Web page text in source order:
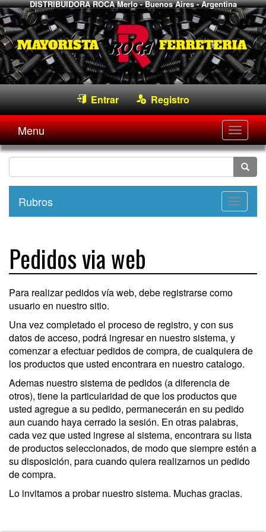
DISTRIBUIDORA ROCA Merlo - Buenos Aires - Argentina
Entrar Registro
Menu
Rubros
Pedidos via web
Para realizar pedidos vía web, debe registrarse como
usuario en nuestro sitio.
Una vez completado el proceso de registro, y con sus
datos de acceso, podrá ingresar en nuestro sistema, y
comenzar a efectuar pedidos de compra, de cualquiera de
los productos que usted encontrara en nuestro catalogo.
Ademas nuestro sistema de pedidos (a diferencia de
otros), tiene la particularidad de que los productos que
usted agregue a su pedido, permanecerán en su pedido
aun cuando haya cerrado la sesión. En otras palabras,
cada vez que usted ingrese al sistema, encontrara su lista
de productos seleccionados, de modo que siempre estén a
su disposición, para cuando quiera realizarnos un pedido
de compra.
Lo invitamos a probar nuestro sistema. Muchas gracias.